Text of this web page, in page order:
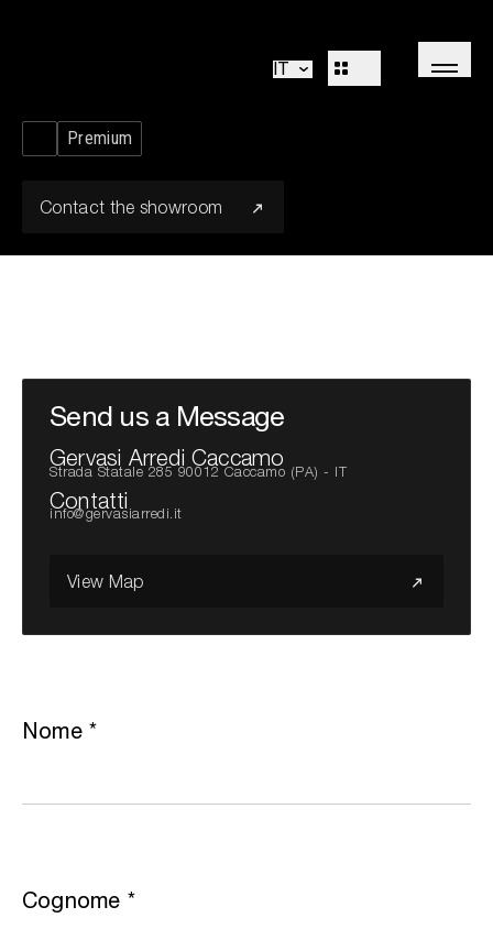
IT
Concepts
R&D
Design Identity
Journal
Progetti
Professionisti
Corporate
Premium
Contact the showroom
Send us a Message
Gervasi Arredi Caccamo
Strada Statale 285 90012 Caccamo (PA) - IT
Contatti
info@gervasiarredi.it
View Map
Nome*
Cognome *